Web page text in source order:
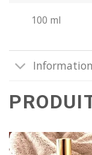
100 ml